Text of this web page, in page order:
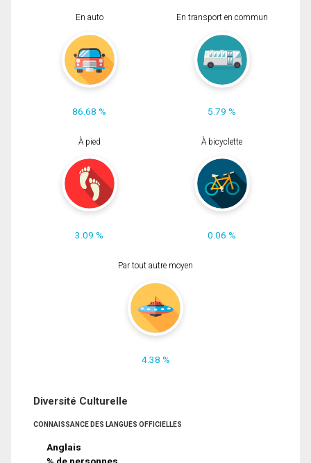
En auto
86.68 %
En transport en commun
5.79 %
À pied
3.09 %
À bicyclette
0.06 %
Par tout autre moyen
4.38 %
Diversité Culturelle
CONNAISSANCE DES LANGUES OFFICIELLES
Anglais
% de personnes